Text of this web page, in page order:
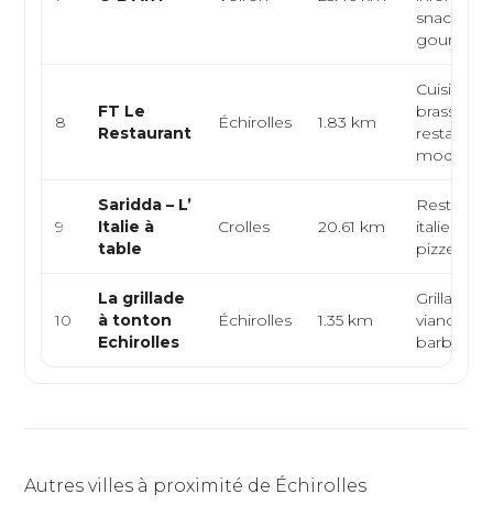
snacking
gourm...
8
FT Le
Restaurant
Échirolles 1.83 km
Cuisine
brasserie,
9
Saridda – L’
Italie à
table
Crolles 20.61 km
italien,
pizzeria
10
La grillade
à tonton
Echirolles
Échirolles 1.35 km
Grillades,
viandes,
barbecue
Autres villes à proximité de Échirolles